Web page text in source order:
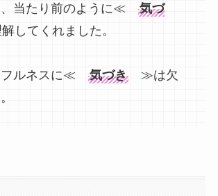
当たり前のように≪ 気づ
てくれました。
ルネスに≪ 気づき≫は欠